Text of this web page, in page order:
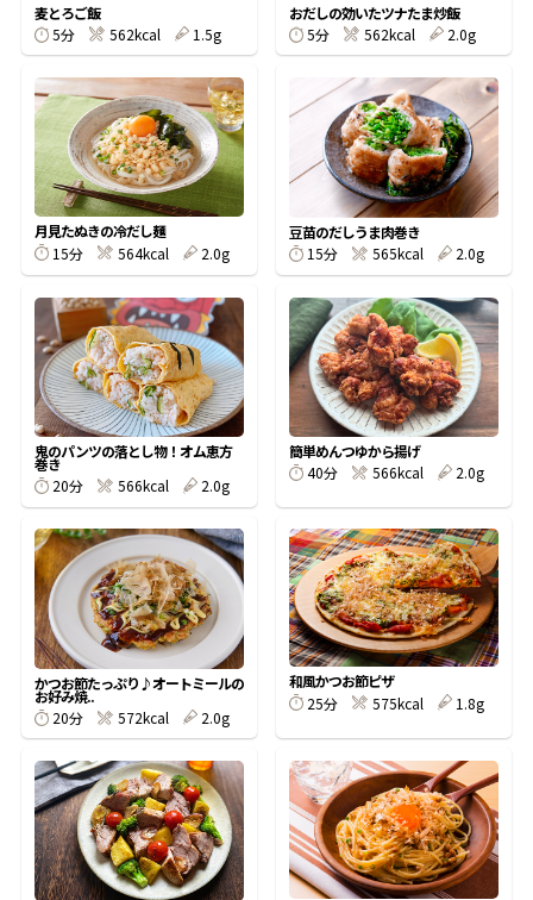
新鮮一番 『氷熟®』
『踊り節』
鰹節屋の
だしパック
だし粉
商品情報一覧
麦とろご飯
5分
562kcal 1.5g
おだしの効いたツナたま炒飯
5分
562kcal 2.0g
月見たぬきの冷だし麺
15分
564kcal 2.0g
豆苗のだしうま肉巻き
15分
565kcal 2.0g
鬼のパンツの落とし物！オム恵方
巻き
20分
566kcal 2.0g
簡単めんつゆから揚げ
40分
566kcal 2.0g
かつお節たっぷり♪オートミールの
お好み焼..
20分
572kcal 2.0g
和風かつお節ピザ
25分
575kcal 1.8g